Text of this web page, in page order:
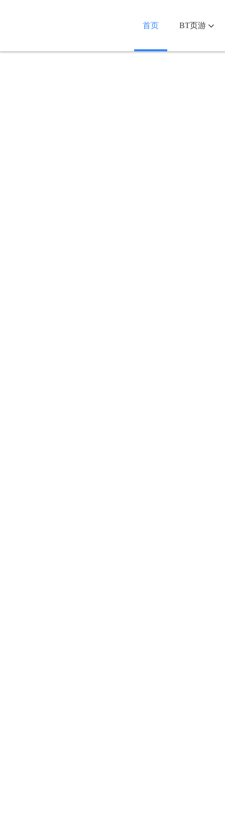
首页 BT页游